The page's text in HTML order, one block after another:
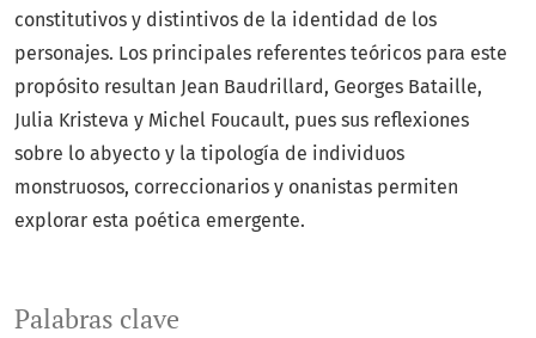
Palabras clave
constitutivos y distintivos de la identidad de los
personajes. Los principales referentes teóricos para este
propósito resultan Jean Baudrillard, Georges Bataille,
Julia Kristeva y Michel Foucault, pues sus reflexiones
sobre lo abyecto y la tipología de individuos
monstruosos, correccionarios y onanistas permiten
explorar esta poética emergente.